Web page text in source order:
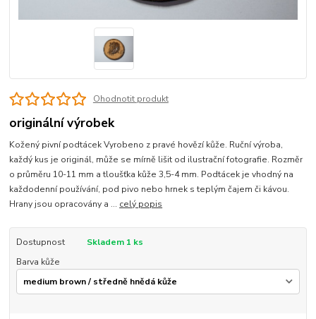
Ohodnotit produkt
originální výrobek
Kožený pivní podtácek Vyrobeno z pravé hovězí kůže. Ruční výroba,
každý kus je originál, může se mírně lišit od ilustrační fotografie. Rozměr
o průměru 10-11 mm a tloušťka kůže 3,5-4 mm. Podtácek je vhodný na
každodenní používání, pod pivo nebo hrnek s teplým čajem či kávou.
Hrany jsou opracovány a ... celý popis
Dostupnost
Skladem 1 ks
Barva kůže